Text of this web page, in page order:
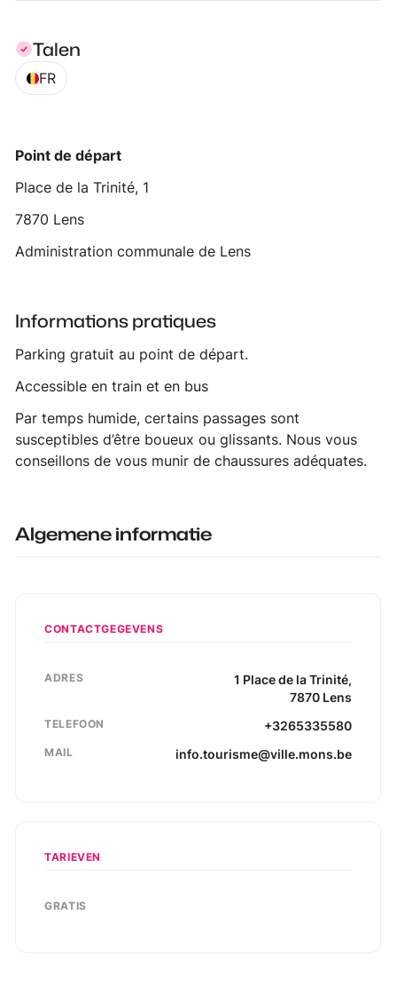
Talen
FR
Point de départ
Place de la Trinité, 1
7870 Lens
Administration communale de Lens
Informations pratiques
Parking gratuit au point de départ.
Accessible en train et en bus
Par temps humide, certains passages sont
susceptibles d’être boueux ou glissants. Nous vous
conseillons de vous munir de chaussures adéquates.
Algemene informatie
CONTACTGEGEVENS
ADRES 1 Place de la Trinité,
7870 Lens
TELEFOON +3265335580
MAIL info.tourisme@ville.mons.be
TARIEVEN
GRATIS